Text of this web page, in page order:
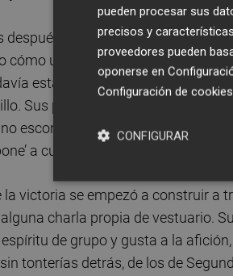
después Pacheta ha llegado con
cómo un entrenador ‘old school’
estaba presente. Dos ruedas
Sus palabras son claras,
esconde que su objetivo es
a cualquiera.
la victoria se empezó a construir a
charla propia de vestuario.
de grupo y gusta a la
tonterías detrás, de los de
pueden procesar sus
precisos y
proveedores pueden
oponerse en
Configuración de cookies
CONFIGURAR